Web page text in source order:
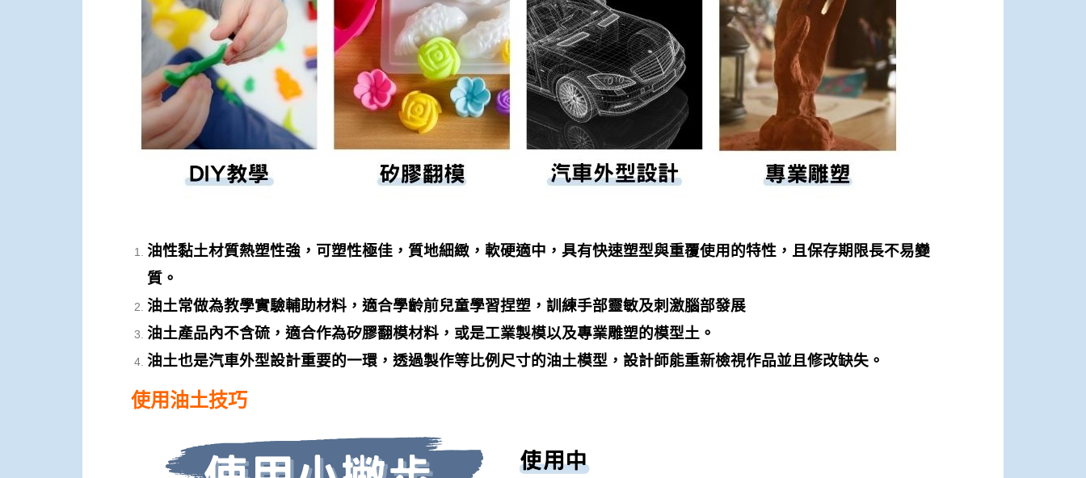
油性黏土材質熱塑性強，可塑性極佳，質地細緻，軟硬適中，具有快速塑型與重覆使用的特性，且保存期限長不易變
質。
油土常做為教學實驗輔助材料，適合學齡前兒童學習捏塑，訓練手部靈敏及刺激腦部發展
油土產品內不含硫，適合作為矽膠翻模材料，或是工業製模以及專業雕塑的模型土。
油土也是汽車外型設計重要的一環，透過製作等比例尺寸的油土模型，設計師能重新檢視作品並且修改缺失。
使用油土技巧